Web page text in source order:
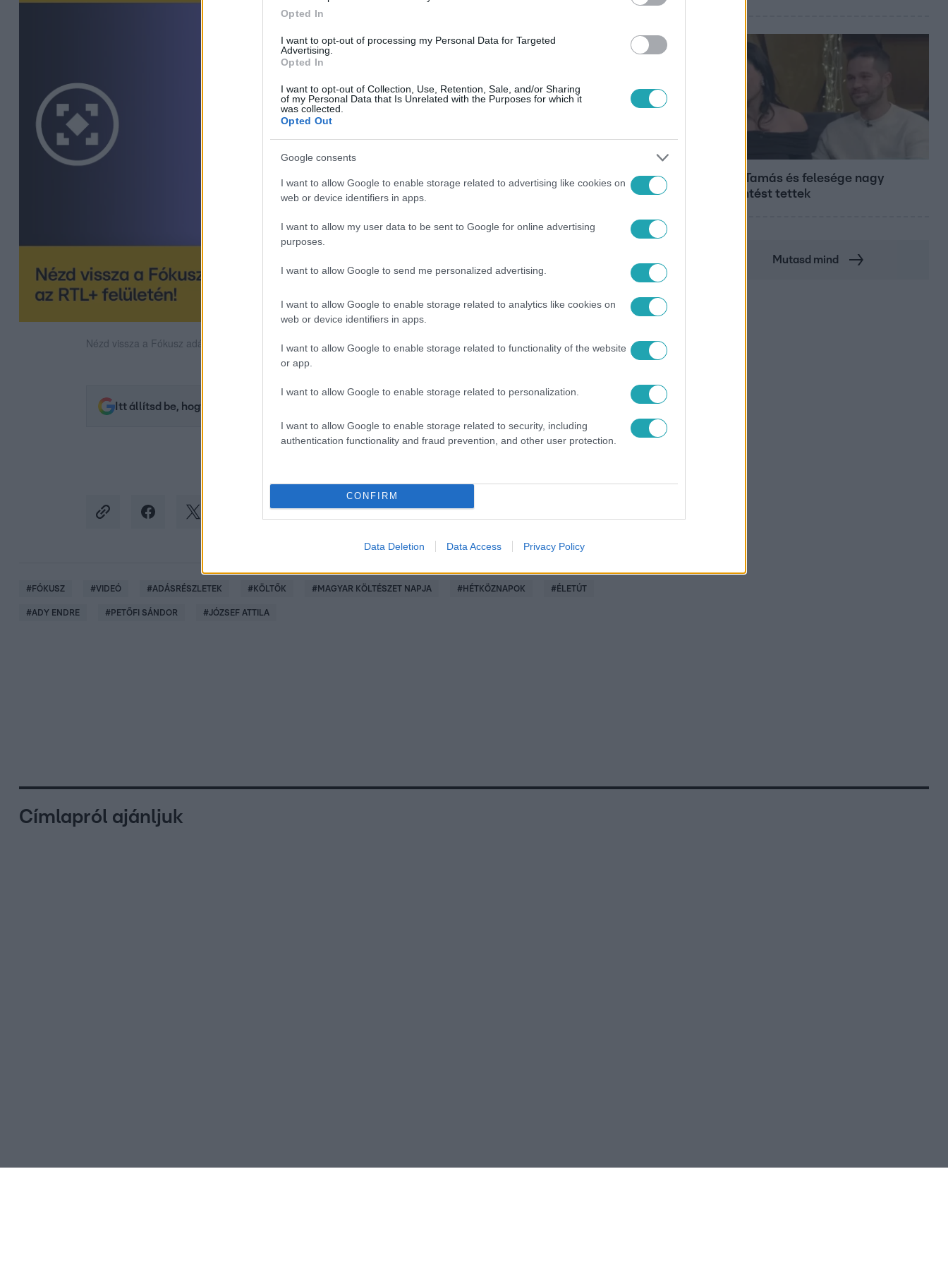
Opted In
I want to opt-out of processing my Personal Data for Targeted
Advertising.
Opted In
I want to opt-out of Collection, Use, Retention, Sale, and/or Sharing
of my Personal Data that Is Unrelated with the Purposes for which it
was collected.
Opted Out
Google consents
I want to allow Google to enable storage related to advertising like cookies on
web or device identifiers in apps.
I want to allow my user data to be sent to Google for online advertising
purposes.
I want to allow Google to send me personalized advertising.
I want to allow Google to enable storage related to analytics like cookies on
web or device identifiers in apps.
I want to allow Google to enable storage related to functionality of the website
or app.
I want to allow Google to enable storage related to personalization.
I want to allow Google to enable storage related to security, including
authentication functionality and fraud prevention, and other user protection.
CONFIRM
Data Deletion Data Access Privacy Policy
Nézd vissza a Fókusz adásait az RTL+-on!
Itt állítsd be, hogy az RTL.hu az elsők között legyen a Google-találatokban!
#FÓKUSZ #VIDEÓ #ADÁSRÉSZLETEK #KÖLTŐK #MAGYAR KÖLTÉSZET NAPJA #HÉTKÖZNAPOK #ÉLETÚT
#ADY ENDRE #PETŐFI SÁNDOR #JÓZSEF ATTILA
Veréb Tamás és felesége nagy
bejelentést tettek
Mutasd mind
Címlapról ajánljuk